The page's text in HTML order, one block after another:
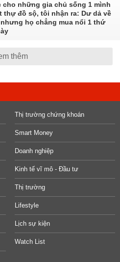
cho những gia chủ sống 1 mình
thự đồ sộ, tôi nhận ra: Dư dả về
họ chẳng mua nổi 1 thứ
thêm
Thị trường chứng khoán
Smart Money
Doanh nghiệp
Kinh tế vĩ mô - Đầu tư
Thị trường
Lifestyle
Lịch sự kiện
Watch List